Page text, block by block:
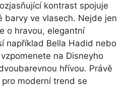
kontrast spojuje
barvy ve vlasech. Nejde jen
o hravou, elegantní
například Bella Hadid nebo
na Disneyho
hřívou. Právě
moderní trend se